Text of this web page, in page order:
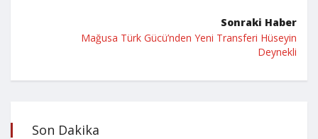
Sonraki Haber
Mağusa Türk Gücü’nden Yeni Transferi Hüseyin
Deynekli
Son Dakika